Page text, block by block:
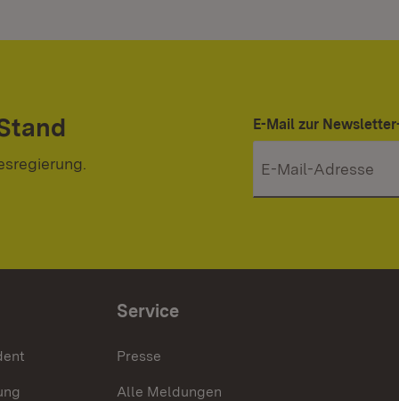
E-Mail zur
Service
Presse
Alle Meldungen